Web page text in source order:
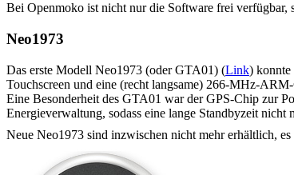
Bei Openmoko ist nicht nur die Software frei verfügbar,
Neo1973
Das erste Modell Neo1973 (oder GTA01) (Link) konnte
Touchscreen und eine (recht langsame) 266-MHz-
Eine Besonderheit des GTA01 war der GPS-Chip zur
Energieverwaltung, sodass eine lange Standbyzeit nicht
Neue Neo1973 sind inzwischen nicht mehr erhältlich,